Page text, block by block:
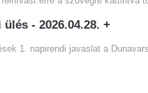
- 2026.04.28. +
1. napirendi javaslat a